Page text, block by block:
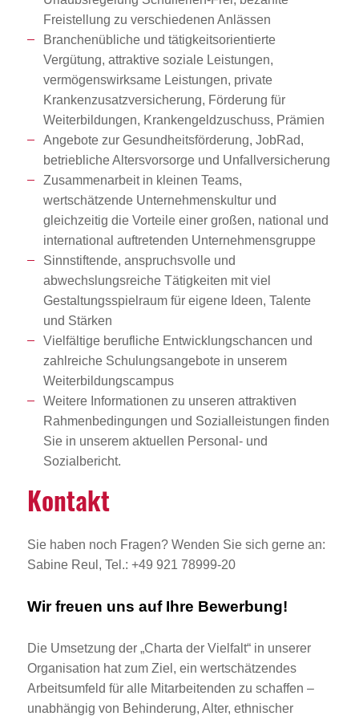
Freistellung zu verschiedenen Anlässen
Branchenübliche und tätigkeitsorientierte
Vergütung, attraktive soziale Leistungen,
vermögenswirksame Leistungen, private
Krankenzusatzversicherung, Förderung für
Weiterbildungen, Krankengeldzuschuss, Prämien
Angebote zur Gesundheitsförderung, JobRad,
betriebliche Altersvorsorge und Unfallversicherung
Zusammenarbeit in kleinen Teams,
wertschätzende Unternehmenskultur und
gleichzeitig die Vorteile einer großen, national und
international auftretenden Unternehmensgruppe
Sinnstiftende, anspruchsvolle und
abwechslungsreiche Tätigkeiten mit viel
Gestaltungsspielraum für eigene Ideen, Talente
und Stärken
Vielfältige berufliche Entwicklungschancen und
zahlreiche Schulungsangebote in unserem
Weiterbildungscampus
Weitere Informationen zu unseren attraktiven
Rahmenbedingungen und Sozialleistungen finden
Sie in unserem aktuellen Personal- und
Sozialbericht.
Kontakt
Sie haben noch Fragen? Wenden Sie sich gerne an:
Sabine Reul, Tel.: +49 921 78999-20
Wir freuen uns auf Ihre Bewerbung!
Die Umsetzung der „Charta der Vielfalt“ in unserer
Organisation hat zum Ziel, ein wertschätzendes
Arbeitsumfeld für alle Mitarbeitenden zu schaffen –
unabhängig von Behinderung, Alter, ethnischer